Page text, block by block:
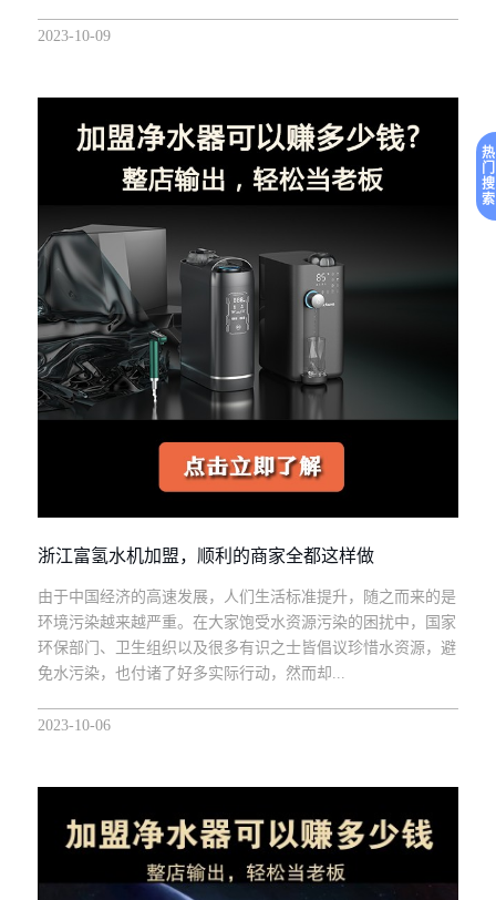
2023-10-09
浙江富氢水机加盟，顺利的商家全都这样做
由于中国经济的高速发展，人们生活标准提升，随之而来的是
环境污染越来越严重。在大家饱受水资源污染的困扰中，国家
环保部门、卫生组织以及很多有识之士皆倡议珍惜水资源，避
免水污染，也付诸了好多实际行动，然而却...
2023-10-06
热
门
搜
索